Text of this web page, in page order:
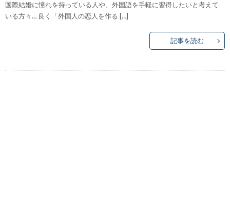
国際結婚に憧れを持っている人や、外国語を手軽に習得したいと考えて
いる方々… 良く「外国人の恋人を作る […]
記事を読む